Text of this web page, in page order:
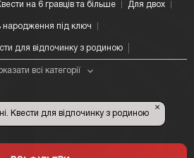
на 6 гравців та більше Для двох
народження під ключ
для відпочинку з родиною
всі категорії
Квести для відпочинку з родиною
×